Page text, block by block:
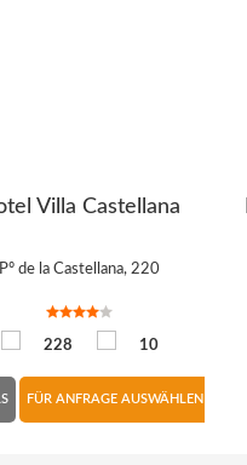
Villa Castellana
Pº de la Castellana, 220
228 10
FÜR ANFRAGE AUSWÄHLEN